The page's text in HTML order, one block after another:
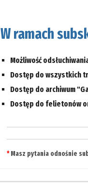
W ramach
Możliwość
Dostęp do wszystkich
Dostęp do archiwum
Dostęp do felietonów
*Masz pytania odnośnie